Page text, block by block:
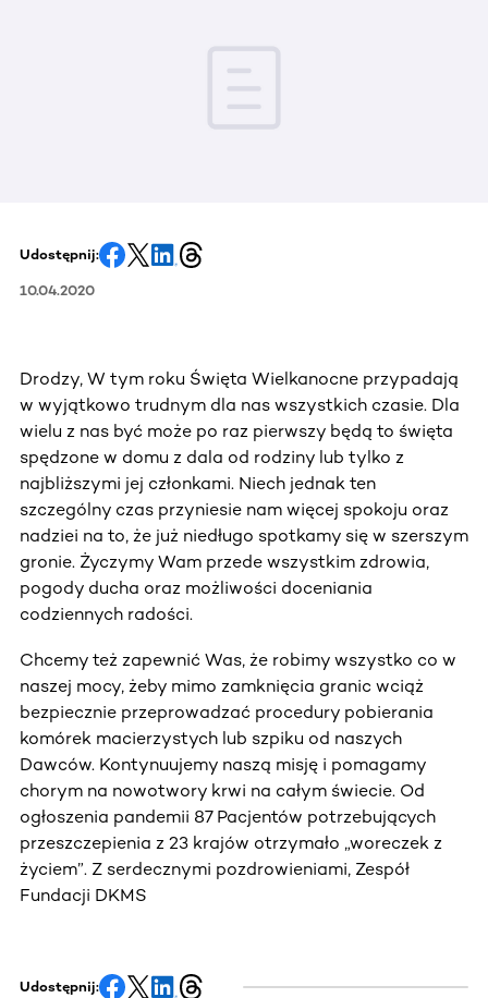
Udostępnij:
10.04.2020
Drodzy, W tym roku Święta Wielkanocne przypadają
w wyjątkowo trudnym dla nas wszystkich czasie. Dla
wielu z nas być może po raz pierwszy będą to święta
spędzone w domu z dala od rodziny lub tylko z
najbliższymi jej członkami. Niech jednak ten
szczególny czas przyniesie nam więcej spokoju oraz
nadziei na to, że już niedługo spotkamy się w szerszym
gronie. Życzymy Wam przede wszystkim zdrowia,
pogody ducha oraz możliwości doceniania
codziennych radości.
Chcemy też zapewnić Was, że robimy wszystko co w
naszej mocy, żeby mimo zamknięcia granic wciąż
bezpiecznie przeprowadzać procedury pobierania
komórek macierzystych lub szpiku od naszych
Dawców. Kontynuujemy naszą misję i pomagamy
chorym na nowotwory krwi na całym świecie. Od
ogłoszenia pandemii 87 Pacjentów potrzebujących
przeszczepienia z 23 krajów otrzymało „woreczek z
życiem”. Z serdecznymi pozdrowieniami, Zespół
Fundacji DKMS
Udostępnij: